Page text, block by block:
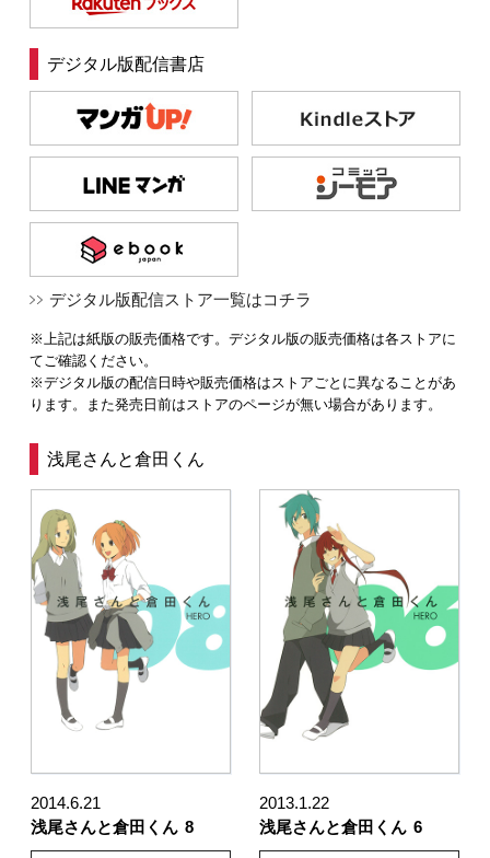
デジタル版配信書店
デジタル版配信ストア一覧はコチラ
※上記は紙版の販売価格です。デジタル版の販売価格は各ストアに
てご確認ください。
※デジタル版の配信日時や販売価格はストアごとに異なることがあ
ります。また発売日前はストアのページが無い場合があります。
浅尾さんと倉田くん
2014.6.21
浅尾さんと倉田くん 8
2013.1.22
浅尾さんと倉田くん 6